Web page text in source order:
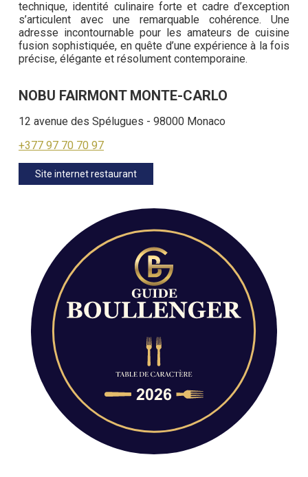
technique, identité culinaire forte et cadre d’exception
s’articulent avec une remarquable cohérence. Une
adresse incontournable pour les amateurs de cuisine
fusion sophistiquée, en quête d’une expérience à la fois
précise, élégante et résolument contemporaine.
NOBU FAIRMONT MONTE-CARLO
12 avenue des Spélugues - 98000 Monaco
+377 97 70 70 97
Site internet restaurant